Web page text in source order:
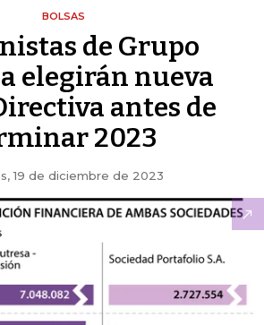
BOLSAS
de Grupo
elegirán nueva
antes de
2023
19 de diciembre de 2023